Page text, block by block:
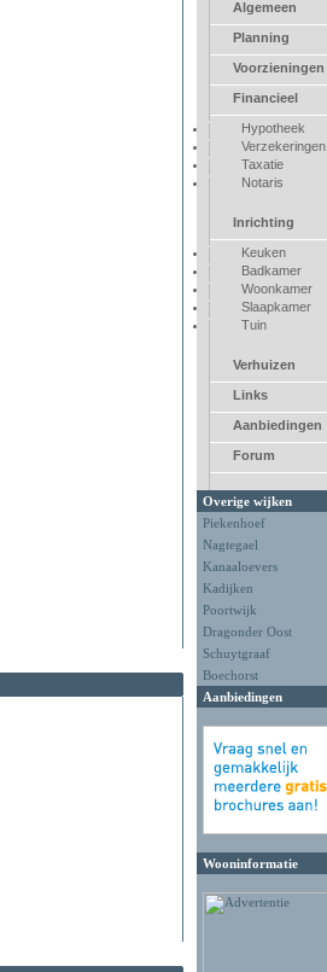
Algemeen
Planning
Voorzieningen
Financieel
Hypotheek
Verzekeringen
Taxatie
Notaris
Inrichting
Keuken
Badkamer
Woonkamer
Slaapkamer
Tuin
Verhuizen
Links
Aanbiedingen
Forum
Overige wijken
Piekenhoef
Nagtegael
Kanaaloevers
Kadijken
Poortwijk
Dragonder Oost
Schuytgraaf
Boechorst
Aanbiedingen
Wooninformatie